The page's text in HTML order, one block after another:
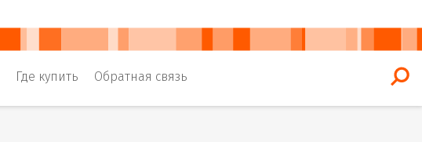
Где купить Обратная связь